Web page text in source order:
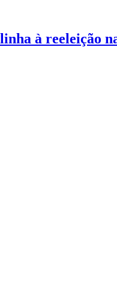
à reeleição